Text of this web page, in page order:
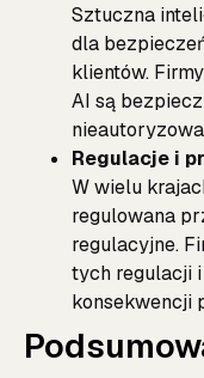
Sztuczna
dla
klientów.
AI są
Regulacje i
W wielu
regulowana
regulacyjne.
tych regulacji
konsekwencji